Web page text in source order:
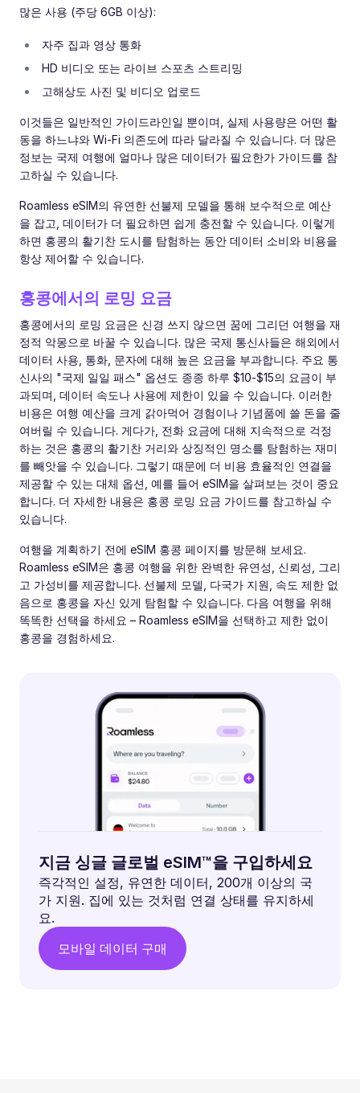
많은 사용 (주당 6GB 이상):
자주 집과 영상 통화
HD 비디오 또는 라이브 스포츠 스트리밍
고해상도 사진 및 비디오 업로드
이것들은 일반적인 가이드라인일 뿐이며, 실제 사용량은 어떤 활
동을 하느냐와 Wi-Fi 의존도에 따라 달라질 수 있습니다. 더 많은
정보는 국제 여행에 얼마나 많은 데이터가 필요한가 가이드를 참
고하실 수 있습니다.
Roamless eSIM의 유연한 선불제 모델을 통해 보수적으로 예산
을 잡고, 데이터가 더 필요하면 쉽게 충전할 수 있습니다. 이렇게
하면 홍콩의 활기찬 도시를 탐험하는 동안 데이터 소비와 비용을
항상 제어할 수 있습니다.
홍콩에서의 로밍 요금
홍콩에서의 로밍 요금은 신경 쓰지 않으면 꿈에 그리던 여행을 재
정적 악몽으로 바꿀 수 있습니다. 많은 국제 통신사들은 해외에서
데이터 사용, 통화, 문자에 대해 높은 요금을 부과합니다. 주요 통
신사의 "국제 일일 패스" 옵션도 종종 하루 $10-$15의 요금이 부
과되며, 데이터 속도나 사용에 제한이 있을 수 있습니다. 이러한
비용은 여행 예산을 크게 갉아먹어 경험이나 기념품에 쓸 돈을 줄
여버릴 수 있습니다. 게다가, 전화 요금에 대해 지속적으로 걱정
하는 것은 홍콩의 활기찬 거리와 상징적인 명소를 탐험하는 재미
를 빼앗을 수 있습니다. 그렇기 때문에 더 비용 효율적인 연결을
제공할 수 있는 대체 옵션, 예를 들어 eSIM을 살펴보는 것이 중요
합니다. 더 자세한 내용은 홍콩 로밍 요금 가이드를 참고하실 수
있습니다.
여행을 계획하기 전에 eSIM 홍콩 페이지를 방문해 보세요.
Roamless eSIM은 홍콩 여행을 위한 완벽한 유연성, 신뢰성, 그리
고 가성비를 제공합니다. 선불제 모델, 다국가 지원, 속도 제한 없
음으로 홍콩을 자신 있게 탐험할 수 있습니다. 다음 여행을 위해
똑똑한 선택을 하세요 – Roamless eSIM을 선택하고 제한 없이
홍콩을 경험하세요.
지금 싱글 글로벌 eSIM™을 구입하세요
즉각적인 설정, 유연한 데이터, 200개 이상의 국
가 지원. 집에 있는 것처럼 연결 상태를 유지하세
요.
모바일 데이터 구매